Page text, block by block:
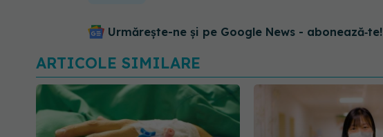
Urmărește-ne și pe Google News - abonează‑te!
ARTICOLE SIMILARE